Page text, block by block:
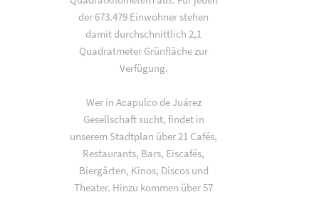
der 673.479 Einwohner stehen
damit durchschnittlich 2,1
Quadratmeter Grünfläche zur
Verfügung.
Wer in Acapulco de Juárez
Gesellschaft sucht, findet in
unserem Stadtplan über 21 Cafés,
Restaurants, Bars, Eiscafés,
Biergärten, Kinos, Discos und
Theater. Hinzu kommen über 57